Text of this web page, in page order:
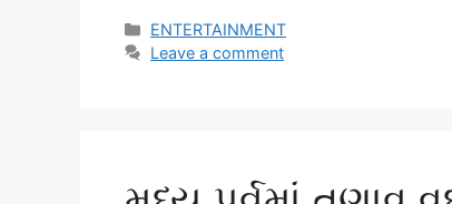
Categories
ENTERTAINMENT
Leave a comment